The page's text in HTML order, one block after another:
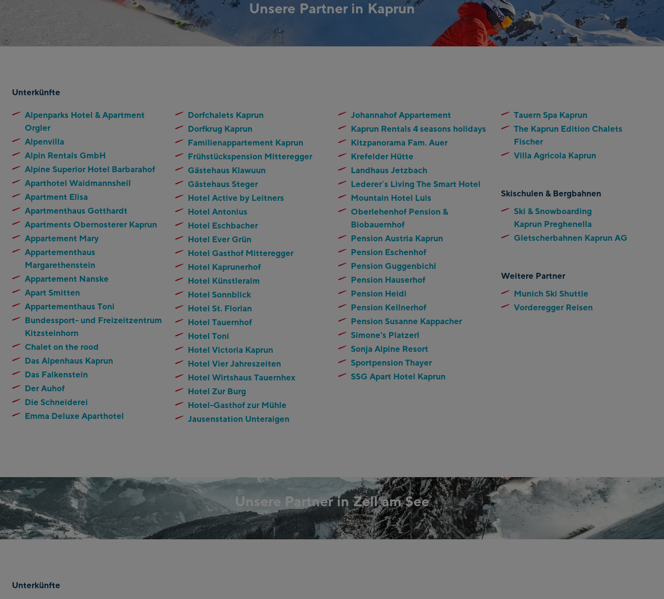
© tvb-paznaun-ischgl
Unsere Partner in Kaprun
Unterkünfte
Alpenparks Hotel & Apartment
Orgler
Alpenvilla
Alpin Rentals GmbH
Alpine Superior Hotel Barbarahof
Aparthotel Waidmannsheil
Apartment Elisa
Apartmenthaus Gotthardt
Apartments Obernosterer Kaprun
Appartement Mary
Appartementhaus
Margarethenstein
Appartement Nanske
Apart Smitten
Appartementhaus Toni
Bundessport- und Freizeitzentrum
Kitzsteinhorn
Chalet on the rood
Das Alpenhaus Kaprun
Das Falkenstein
Der Auhof
Die Schneiderei
Emma Deluxe Aparthotel
Dorfchalets Kaprun
Dorfkrug Kaprun
Familienappartement Kaprun
Frühstückspension Mitteregger
Gästehaus Klawuun
Gästehaus Steger
Hotel Active by Leitners
Hotel Antonius
Hotel Eschbacher
Hotel Ever Grün
Hotel Gasthof Mitteregger
Hotel Kaprunerhof
Hotel Künstleralm
Hotel Sonnblick
Hotel St. Florian
Hotel Tauernhof
Hotel Toni
Hotel Victoria Kaprun
Hotel Vier Jahreszeiten
Hotel Wirtshaus Tauernhex
Hotel Zur Burg
Hotel-Gasthof zur Mühle
Jausenstation Unteraigen
Johannahof Appartement
Kaprun Rentals 4 seasons holidays
Kitzpanorama Fam. Auer
Krefelder Hütte
Landhaus Jetzbach
Lederer´s Living The Smart Hotel
Mountain Hotel Luis
Oberlehenhof Pension &
Biobauernhof
Pension Austria Kaprun
Pension Eschenhof
Pension Guggenbichl
Pension Hauserhof
Pension Heidi
Pension Kellnerhof
Pension Susanne Kappacher
Simone's Platzerl
Sonja Alpine Resort
Sportpension Thayer
SSG Apart Hotel Kaprun
Tauern Spa Kaprun
The Kaprun Edition Chalets
Fischer
Villa Agricola Kaprun
Skischulen & Bergbahnen
Ski & Snowboarding
Kaprun Preghenella
Gletscherbahnen Kaprun AG
Weitere Partner
Munich Ski Shuttle
Vorderegger Reisen
© Schmittenhoehebahn
Unsere Partner in Zell am See
Unterkünfte